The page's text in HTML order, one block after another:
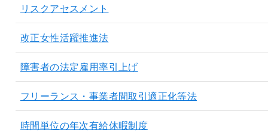
リスクアセスメント
改正女性活躍推進法
障害者の法定雇用率引上げ
フリーランス・事業者間取引適正化等法
時間単位の年次有給休暇制度